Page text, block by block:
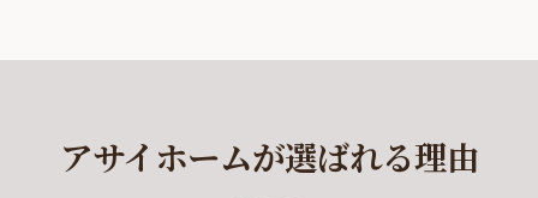
休業期間中に頂きましたお問い合わせにつきま
アサイホームが選ばれる理由